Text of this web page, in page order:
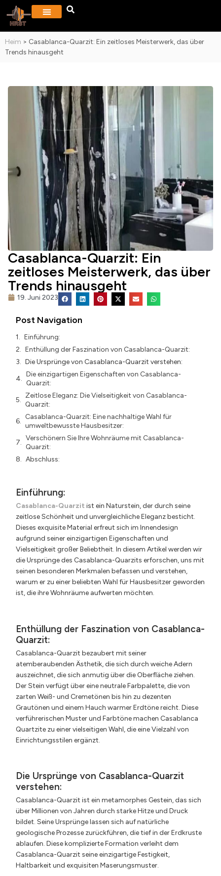
Heim > Casablanca-Quarzit: Ein zeitloses Meisterwerk, das über
Trends hinausgeht
Casablanca-Quarzit: Ein
zeitloses Meisterwerk, das über
Trends hinausgeht
19. Juni 2023
Post Navigation
Einführung:
Enthüllung der Faszination von Casablanca-Quarzit:
Die Ursprünge von Casablanca-Quarzit verstehen:
Die einzigartigen Eigenschaften von Casablanca-
Quarzit:
Zeitlose Eleganz: Die Vielseitigkeit von Casablanca-
Quarzit:
Casablanca-Quarzit: Eine nachhaltige Wahl für
umweltbewusste Hausbesitzer:
Verschönern Sie Ihre Wohnräume mit Casablanca-
Quarzit:
Abschluss:
Einführung:
Casablanca-Quarzit ist ein Naturstein, der durch seine
zeitlose Schönheit und unvergleichliche Eleganz besticht.
Dieses exquisite Material erfreut sich im Innendesign
aufgrund seiner einzigartigen Eigenschaften und
Vielseitigkeit großer Beliebtheit. In diesem Artikel werden wir
die Ursprünge des Casablanca-Quarzits erforschen, uns mit
seinen besonderen Merkmalen befassen und verstehen,
warum er zu einer beliebten Wahl für Hausbesitzer geworden
ist, die ihre Wohnräume aufwerten möchten.
Enthüllung der Faszination von Casablanca-
Quarzit:
Casablanca-Quarzit bezaubert mit seiner
atemberaubenden Ästhetik, die sich durch weiche Adern
auszeichnet, die sich anmutig über die Oberfläche ziehen.
Der Stein verfügt über eine neutrale Farbpalette, die von
zarten Weiß- und Cremetönen bis hin zu dezenten
Grautönen und einem Hauch warmer Erdtöne reicht. Diese
verführerischen Muster und Farbtöne machen Casablanca
Quartzite zu einer vielseitigen Wahl, die eine Vielzahl von
Einrichtungsstilen ergänzt.
Die Ursprünge von Casablanca-Quarzit
verstehen:
Casablanca-Quarzit ist ein metamorphes Gestein, das sich
über Millionen von Jahren durch starke Hitze und Druck
bildet. Seine Ursprünge lassen sich auf natürliche
geologische Prozesse zurückführen, die tief in der Erdkruste
ablaufen. Diese komplizierte Formation verleiht dem
Casablanca-Quarzit seine einzigartige Festigkeit,
Haltbarkeit und exquisiten Maserungsmuster.